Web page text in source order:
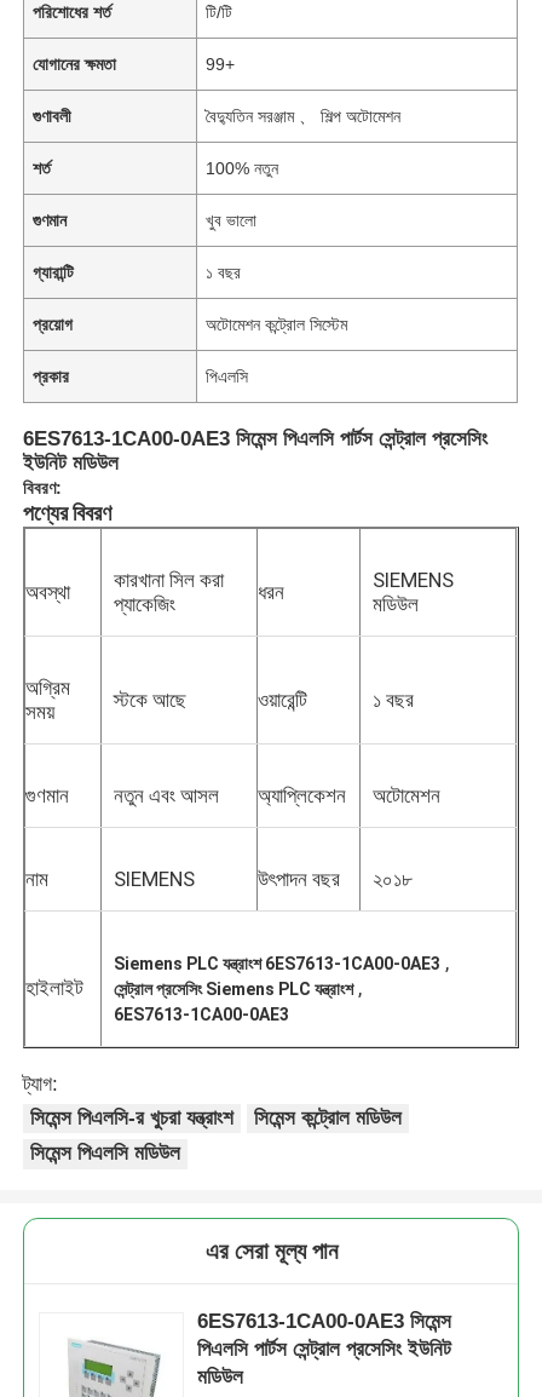
আমাদের সম্পর্কে
পরিশোধের শর্ত টি/টি
যোগানের ক্ষমতা 99+
গুণাবলী বৈদ্যুতিন সরঞ্জাম 、 শিল্প অটোমেশন
শর্ত 100% নতুন
গুণমান খুব ভালো
গ্যারান্টি ১ বছর
প্রয়োগ অটোমেশন কন্ট্রোল সিস্টেম
প্রকার পিএলসি
6ES7613-1CA00-0AE3 সিমেন্স পিএলসি পার্টস সেন্ট্রাল প্রসেসিং
ইউনিট মডিউল
বিবরণ:
পণ্যের বিবরণ
অবস্থা
কারখানা সিল করা
প্যাকেজিং
ধরন
SIEMENS
মডিউল
অগ্রিম
সময়
স্টকে আছে ওয়ারেন্টি ১ বছর
গুণমান নতুন এবং আসল অ্যাপ্লিকেশন অটোমেশন
নাম SIEMENS উৎপাদন বছর ২০১৮
হাইলাইট
Siemens PLC যন্ত্রাংশ 6ES7613-1CA00-0AE3 ,
সেন্ট্রাল প্রসেসিং Siemens PLC যন্ত্রাংশ,
6ES7613-1CA00-0AE3
ট্যাগ:
সিমেন্স পিএলসি-র খুচরা যন্ত্রাংশ
সিমেন্স কন্ট্রোল মডিউল
সিমেন্স পিএলসি মডিউল
এর সেরা মূল্য পান
6ES7613-1CA00-0AE3 সিমেন্স
পিএলসি পার্টস সেন্ট্রাল প্রসেসিং ইউনিট
মডিউল